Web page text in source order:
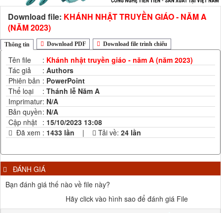
Download file: KHÁNH NHẬT TRUYỀN GIÁO - NĂM A
(NĂM 2023)
Thông tin Download PDF Download file trình chiếu
Tên file : Khánh nhật truyền giáo - năm A (năm 2023)
Tác giả
: Authors
Phiên bản : PowerPoint
Thể loại
: Thánh lễ Năm A
Imprimatur: N/A
Bản quyền: N/A
Cập nhật : 15/10/2023 13:08
Đã xem : 1433 lần | Tải về: 24 lần
ĐÁNH GIÁ
Bạn đánh giá thế nào về file này?
Hãy click vào hình sao để đánh giá File